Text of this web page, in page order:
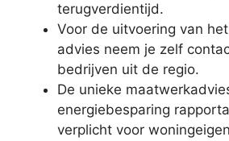
terugverdientijd.
Voor de uitvoering van
advies neem je zelf
bedrijven uit de regio.
De unieke
energiebesparing
verplicht voor